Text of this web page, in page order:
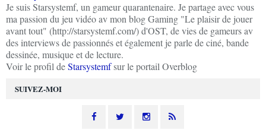
SUIVEZ-MOI
Je suis Starsystemf, un gameur quarantenaire. Je partage avec vous
ma passion du jeu vidéo av mon blog Gaming "Le plaisir de jouer
avant tout" (http://starsystemf.com/) d'OST, de vies de gameurs av
des interviews de passionnés et également je parle de ciné, bande
dessinée, musique et de lecture.
Voir le profil deStarsystemfsur le portail Overblog